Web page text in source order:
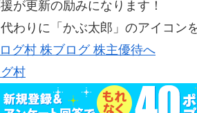
が更新の励みになります！
代わりに「かぶ太郎」のアイコン
村